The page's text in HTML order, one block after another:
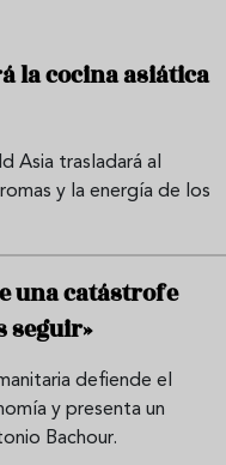
la cocina asiática
Asia trasladará al
y la energía de los
una catástrofe
seguir»
defiende el
y presenta un
Bachour.